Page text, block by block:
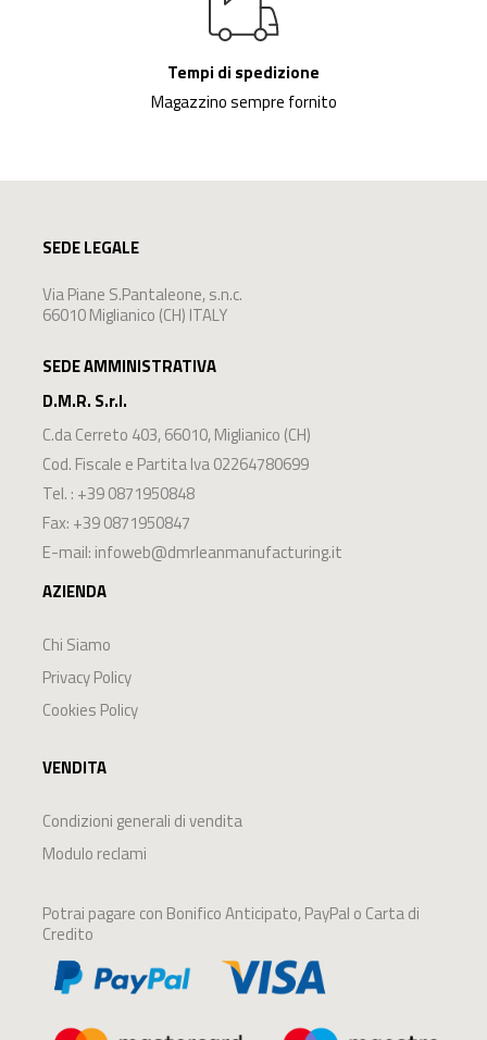
Tempi di spedizione
Magazzino sempre fornito
SEDE LEGALE
Via Piane S.Pantaleone, s.n.c.
66010 Miglianico (CH) ITALY
SEDE AMMINISTRATIVA
D.M.R. S.r.l.
C.da Cerreto 403,66010,Miglianico (CH)
Cod. Fiscale e Partita Iva 02264780699
Tel. : +39 0871950848
Fax: +39 0871950847
E-mail: infoweb@dmrleanmanufacturing.it
AZIENDA
Chi Siamo
Privacy Policy
Cookies Policy
VENDITA
Condizioni generali di vendita
Modulo reclami
Potrai pagare con Bonifico Anticipato, PayPal o Carta di
Credito